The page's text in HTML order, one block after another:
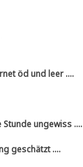
öd und leer ....
ungewiss ....
geschätzt ....